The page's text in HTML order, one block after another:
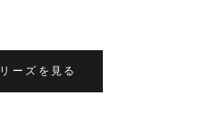
ーズを見る